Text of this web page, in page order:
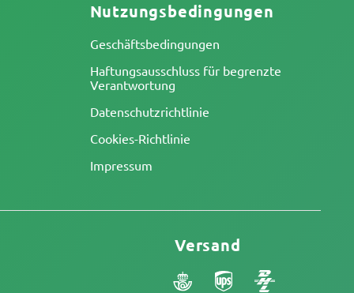
Nutzungsbedingungen
Geschäftsbedingungen
Haftungsausschluss für begrenzte
Verantwortung
Datenschutzrichtlinie
Cookies-Richtlinie
Impressum
Versand